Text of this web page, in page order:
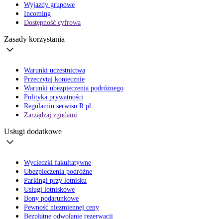
Wyjazdy grupowe
Incoming
Dostępność cyfrowa
Zasady korzystania
Warunki uczestnictwa
Przeczytaj koniecznie
Warunki ubezpieczenia podróżnego
Polityka prywatności
Regulamin serwisu R.pl
Zarządzaj zgodami
Usługi dodatkowe
Wycieczki fakultatywne
Ubezpieczenia podróżne
Parkingi przy lotnisku
Usługi lotniskowe
Bony podarunkowe
Pewność niezmiennej ceny
Bezpłatne odwołanie rezerwacji